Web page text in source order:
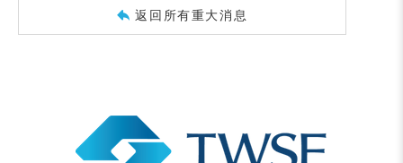
返回所有重大消息